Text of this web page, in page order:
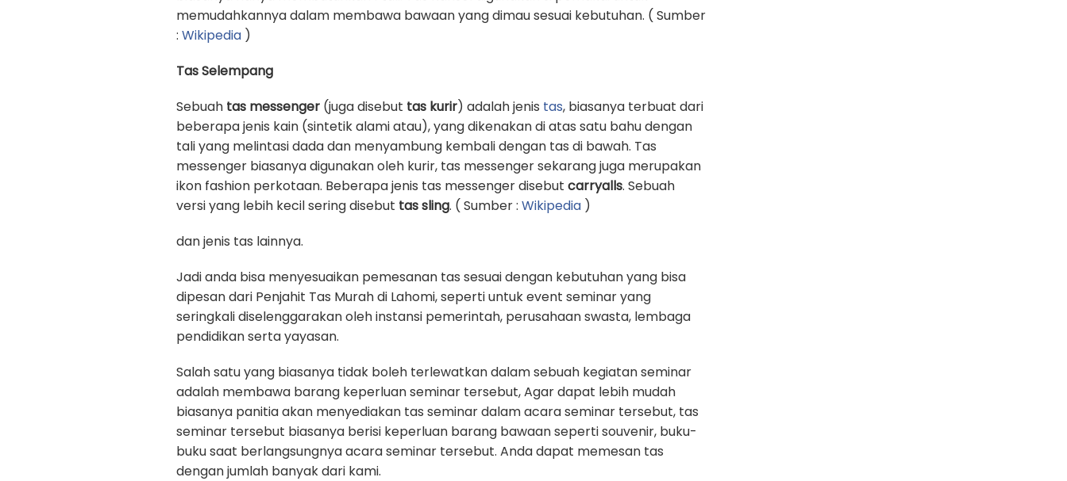
memudahkannya dalam membawa bawaan yang dimau sesuai kebutuhan. ( Sumber
: Wikipedia )
Tas Selempang
Sebuah tas messenger (juga disebut tas kurir) adalah jenis tas, biasanya terbuat dari
beberapa jenis kain (sintetik alami atau), yang dikenakan di atas satu bahu dengan
tali yang melintasi dada dan menyambung kembali dengan tas di bawah. Tas
messenger biasanya digunakan oleh kurir, tas messenger sekarang juga merupakan
ikon fashion perkotaan. Beberapa jenis tas messenger disebut carryalls. Sebuah
versi yang lebih kecil sering disebut tas sling. ( Sumber : Wikipedia )
dan jenis tas lainnya.
Jadi anda bisa menyesuaikan pemesanan tas sesuai dengan kebutuhan yang bisa
dipesan dari Penjahit Tas Murah di Lahomi, seperti untuk event seminar yang
seringkali diselenggarakan oleh instansi pemerintah, perusahaan swasta, lembaga
pendidikan serta yayasan.
Salah satu yang biasanya tidak boleh terlewatkan dalam sebuah kegiatan seminar
adalah membawa barang keperluan seminar tersebut, Agar dapat lebih mudah
biasanya panitia akan menyediakan tas seminar dalam acara seminar tersebut, tas
seminar tersebut biasanya berisi keperluan barang bawaan seperti souvenir, buku-
buku saat berlangsungnya acara seminar tersebut. Anda dapat memesan tas
dengan jumlah banyak dari kami.